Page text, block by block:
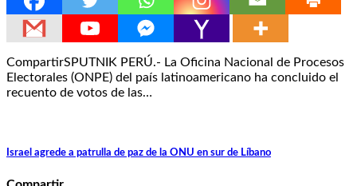
CompartirSPUTNIK PERÚ.- La Oficina Nacional de Procesos
Electorales (ONPE) del país latinoamericano ha concluido el
recuento de votos de las…
Israel agrede a patrulla de paz de la ONU en sur de Líbano